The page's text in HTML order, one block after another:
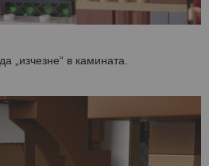
„изчезне“ в камината.